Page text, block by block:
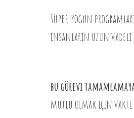
Süper-yogun
insanların uzun
bu görevi
mutlu olmak için vakti